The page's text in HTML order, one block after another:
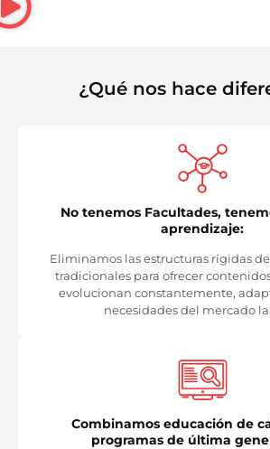
¿Qué nos hace
No tenemos Facultades,
aprendizaje:
Eliminamos las estructuras rígidas
tradicionales para ofrecer
evolucionan constantemente,
necesidades del mercado
Combinamos educación de
programas de última